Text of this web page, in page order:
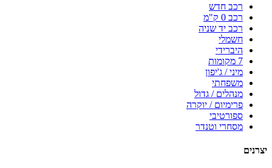
רכב חדש
רכב 0 ק"מ
רכב יד שניה
חשמלי
היברידי
7 מקומות
מיני / ג'יפון
משפחתי
מנהלים / גדול
פרימיום / יוקרה
ספורטיבי
מסחרי וטנדר
יצרנים